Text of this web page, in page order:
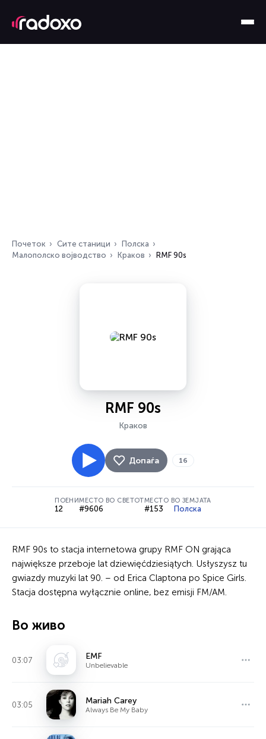
Почеток Сите станици
Полска
Малополско војводство
Краков RMF 90s
RMF 90s
Краков
Допаѓа 16
ПОЕНИ
12
МЕСТО ВО СВЕТОТ
#9606
МЕСТО ВО ЗЕМЈАТА
#153 Полска
RMF 90s to stacja internetowa grupy RMF ON grająca
największe przeboje lat dziewięćdziesiątych. Usłyszysz tu
gwiazdy muzyki lat 90. – od Erica Claptona po Spice Girls.
Stacja dostępna wyłącznie online, bez emisji FM/AM.
Во живо
03:07 EMF
Unbelievable
03:05 Mariah Carey
Always Be My Baby